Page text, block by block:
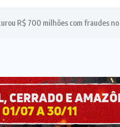
R$ 700 milhões com fraudes no